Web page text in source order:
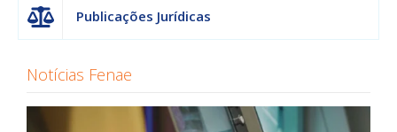
Publicações Jurídicas
Notícias Fenae